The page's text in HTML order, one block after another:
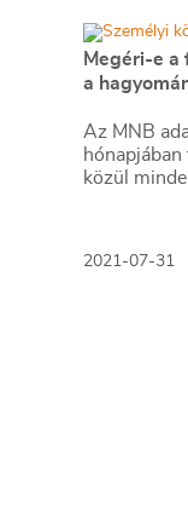
Megéri-e a
a
Az MNB
közül
2021-07-31